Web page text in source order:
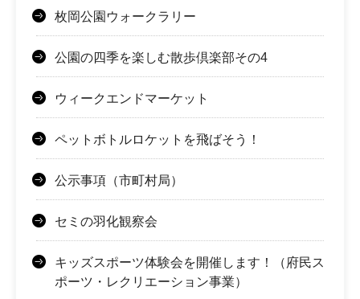
枚岡公園ウォークラリー
公園の四季を楽しむ散歩倶楽部その4
ウィークエンドマーケット
ペットボトルロケットを飛ばそう！
公示事項（市町村局）
セミの羽化観察会
キッズスポーツ体験会を開催します！（府民ス
ポーツ・レクリエーション事業）